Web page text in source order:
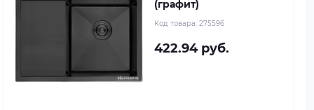
(графит)
Код товара: 275596
422.94 руб.